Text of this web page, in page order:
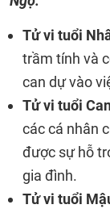
Tử vi tuổi
trầm tính và
can dự vào
Tử vi tuổi
các cá nhân
được sự hỗ
gia đình.
Tử vi tuổi